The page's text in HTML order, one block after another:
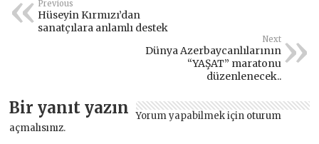
Previous
Hüseyin Kırmızı’dan
sanatçılara anlamlı destek
Next
Dünya Azerbaycanlılarının
“YAŞAT” maratonu
düzenlenecek..
Bir yanıt yazın Yorum yapabilmek için oturum
açmalısınız.